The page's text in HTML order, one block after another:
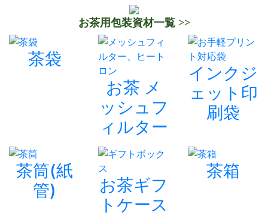
お茶用包装資材一覧 >>
茶袋
お茶 メ
ッシュフ
ィルター
インクジ
ェット印
刷袋
茶筒(紙
管)
お茶ギフ
トケース
茶箱